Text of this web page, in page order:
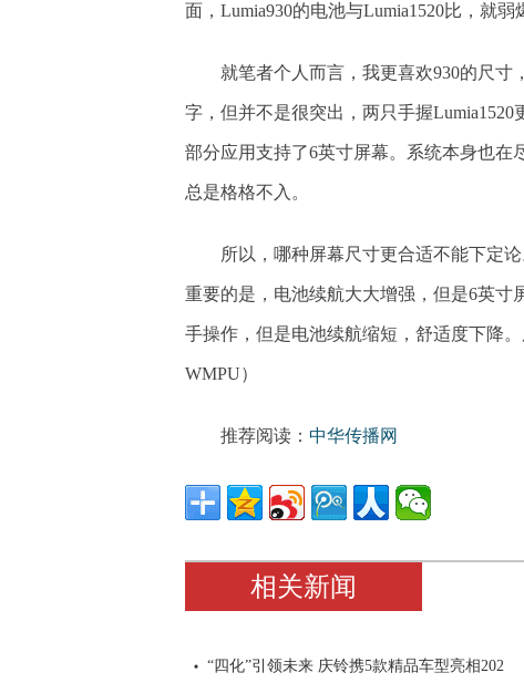
面，Lumia930的电池与Lumia1520比，就弱
就笔者个人而言，我更喜欢930的尺寸
字，但并不是很突出，两只手握
部分应用支持了6英寸屏幕。系统本身也在
总是格格不入。
所以，哪种屏幕尺寸更合适不能下定
重要的是，电池续航大大增强，但是6英寸
手操作，但是电池续航缩短，舒适度下降
WMPU）
推荐阅读： 中华传播网
相关新闻
“四化”引领未来 庆铃携5款精品车型亮相202